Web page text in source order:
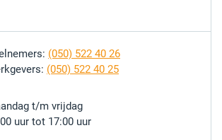
(050) 522 40 26
(050) 522 40 25
t/m vrijdag
uur tot 17:00 uur